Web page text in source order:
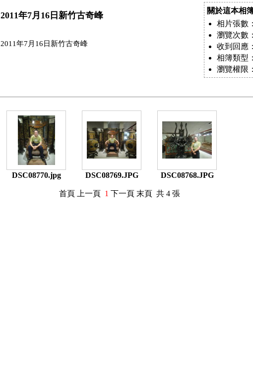
2011年7月16日新竹古奇峰
2011年7月16日新竹古奇峰
關於這本相
相片張數
瀏覽次數
收到回應
相簿類型
瀏覽權限
DSC08770.jpg DSC08769.JPG DSC08768.JPG
首頁 上一頁 1 下一頁 末頁 共 4 張